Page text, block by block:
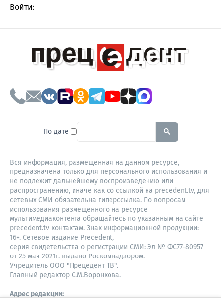
Войти:
По дате To search this site, enter a
Вся информация, размещенная на данном ресурсе,
предназначена только для персонального использования и
не подлежит дальнейшему воспроизведению или
распространению, иначе как со ссылкой на precedent.tv, для
сетевых СМИ обязательна гиперссылка. По вопросам
использования размещенного на ресурсе
мультимедиаконтента обращайтесь по указанным на сайте
precedent.tv контактам. Знак информационной продукции:
16+. Сетевое издание Precedent,
серия свидетельства о регистрации СМИ: Эл № ФС77-80957
от 25 мая 2021г. выдано Роскомнадзором.
Учредитель ООО "Прецедент ТВ".
Главный редактор С.М.Воронкова.
Адрес редакции: